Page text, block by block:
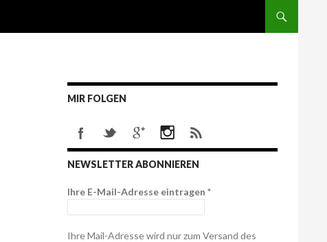
MIR FOLGEN
NEWSLETTER ABONNIEREN
Ihre E-Mail-Adresse eintragen *
Ihre Mail-Adresse wird nur zum Versand des